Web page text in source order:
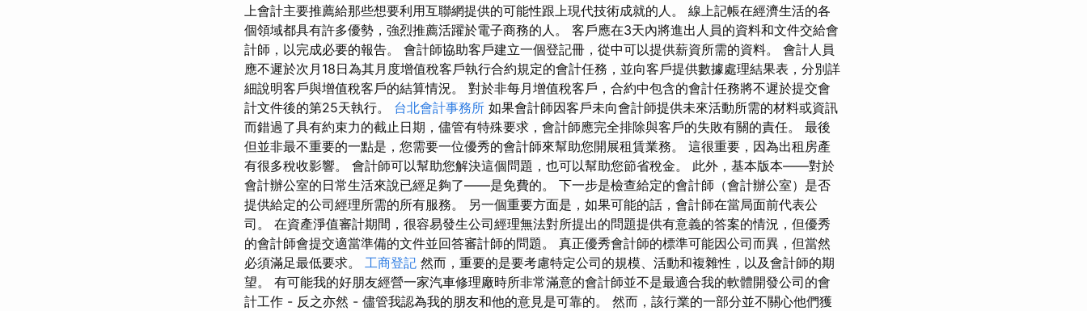
上會計主要推薦給那些想要利用互聯網提供的可能性跟上現代技術成就的人。 線上記帳在經濟生活的各
個領域都具有許多優勢，強烈推薦活躍於電子商務的人。 客戶應在3天內將進出人員的資料和文件交給會
計師，以完成必要的報告。 會計師協助客戶建立一個登記冊，從中可以提供薪資所需的資料。 會計人員
應不遲於次月18日為其月度增值稅客戶執行合約規定的會計任務，並向客戶提供數據處理結果表，分別詳
細說明客戶與增值稅客戶的結算情況。 對於非每月增值稅客戶，合約中包含的會計任務將不遲於提交會
計文件後的第25天執行。 台北會計事務所 如果會計師因客戶未向會計師提供未來活動所需的材料或資訊
而錯過了具有約束力的截止日期，儘管有特殊要求，會計師應完全排除與客戶的失敗有關的責任。 最後
但並非最不重要的一點是，您需要一位優秀的會計師來幫助您開展租賃業務。 這很重要，因為出租房產
有很多稅收影響。 會計師可以幫助您解決這個問題，也可以幫助您節省稅金。 此外，基本版本——對於
會計辦公室的日常生活來說已經足夠了——是免費的。 下一步是檢查給定的會計師（會計辦公室）是否
提供給定的公司經理所需的所有服務。 另一個重要方面是，如果可能的話，會計師在當局面前代表公
司。 在資產淨值審計期間，很容易發生公司經理無法對所提出的問題提供有意義的答案的情況，但優秀
的會計師會提交適當準備的文件並回答審計師的問題。 真正優秀會計師的標準可能因公司而異，但當然
必須滿足最低要求。 工商登記 然而，重要的是要考慮特定公司的規模、活動和複雜性，以及會計師的期
望。 有可能我的好朋友經營一家汽車修理廠時所非常滿意的會計師並不是最適合我的軟體開發公司的會
計工作 - 反之亦然 - 儘管我認為我的朋友和他的意見是可靠的。 然而，該行業的一部分並不關心他們獲